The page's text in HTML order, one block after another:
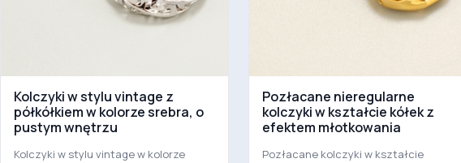
Kolczyki w stylu vintage z
półkółkiem w kolorze srebra, o
pustym wnętrzu
Kolczyki w stylu vintage w kolorze
Pozłacane nieregularne
kolczyki w kształcie kółek z
efektem młotkowania
Pozłacane kolczyki w kształcie